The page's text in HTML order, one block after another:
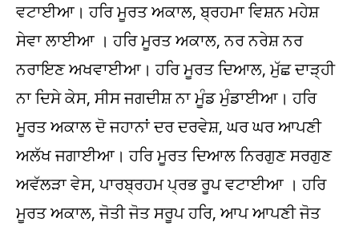
ਵਟਾਈਆ। ਹਰਿ ਮੂਰਤ ਅਕਾਲ, ਬ੍ਰਹਮਾ ਵਿਸ਼ਨ ਮਹੇਸ਼
ਸੇਵਾ ਲਾਈਆ । ਹਰਿ ਮੂਰਤ ਅਕਾਲ, ਨਰ ਨਰੇਸ਼ ਨਰ
ਨਰਾਇਣ ਅਖਵਾਈਆ। ਹਰਿ ਮੂਰਤ ਦਿਆਲ, ਮੁੱਛ ਦਾੜ੍ਹੀ
ਨਾ ਦਿਸੇ ਕੇਸ, ਸੀਸ ਜਗਦੀਸ਼ ਨਾ ਮੂੰਡ ਮੁੰਡਾਈਆ। ਹਰਿ
ਮੂਰਤ ਅਕਾਲ ਦੋ ਜਹਾਨਾਂ ਦਰ ਦਰਵੇਸ਼, ਘਰ ਘਰ ਆਪਣੀ
ਅਲੱਖ ਜਗਾਈਆ। ਹਰਿ ਮੂਰਤ ਦਿਆਲ ਨਿਰਗੁਣ ਸਰਗੁਣ
ਅਵੱਲੜਾ ਵੇਸ, ਪਾਰਬ੍ਰਹਮ ਪ੍ਰਭ ਰੂਪ ਵਟਾਈਆ । ਹਰਿ
ਮੂਰਤ ਅਕਾਲ, ਜੋਤੀ ਜੋਤ ਸਰੂਪ ਹਰਿ, ਆਪ ਆਪਣੀ ਜੋਤ